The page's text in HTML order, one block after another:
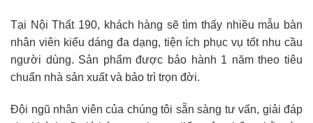
Tại Nội Thất 190, khách hàng sẽ tìm thấy nhiều mẫu bàn
nhân viên kiểu dáng đa dạng, tiện ích phục vụ tốt nhu cầu
người dùng. Sản phẩm được bảo hành 1 năm theo tiêu
chuẩn nhà sản xuất và bảo trì trọn đời.
Đội ngũ nhân viên của chúng tôi sẵn sàng tư vấn, giải đáp